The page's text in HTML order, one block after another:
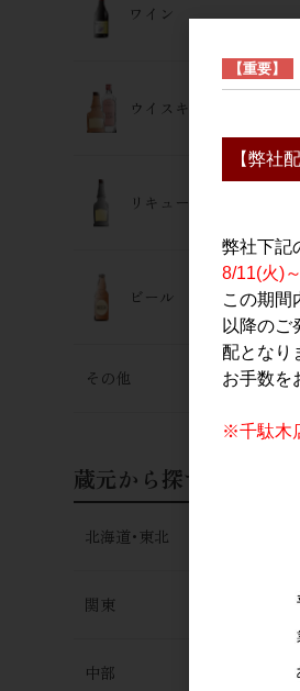
ワイン
ウイスキー･ジン
リキュール
ビール
その他
蔵元から探す
北海道･東北
関東
中部
【重要】
【弊社
弊社下記
8/11(火)
この期間
以降のご
配となり
お手数を
※千駄木